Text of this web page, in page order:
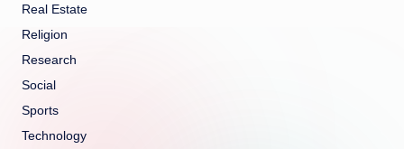
Real Estate
Religion
Research
Social
Sports
Technology